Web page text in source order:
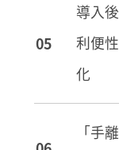
導入
利便
化
「手